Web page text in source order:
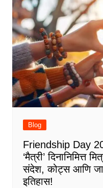
Blog
Friendship Day
‘मैत्री’ दिनानिमित्त
संदेश, कोट्स आणि
इतिहास!